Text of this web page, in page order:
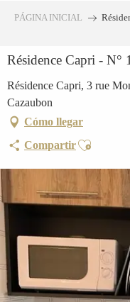
principal
PÁGINA INICIAL
Résidence Capri - N°
Résidence Capri, 3 rue
Cazaubon
Cómo llegar
CompartirAjouter aux